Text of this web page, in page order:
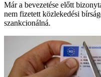
Már a bevezetése előtt
nem fizetett közlekedési
szankcionálná.